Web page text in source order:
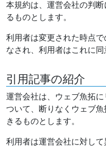
本規約は、運営会社の判
るものとします。
利用者は変更された時点
なされ、利用者はこれに同
引用記事の紹介
運営会社は、ウェブ魚拓
ついて、断りなくウェブ
きるものとします。
利用者は運営会社に対して